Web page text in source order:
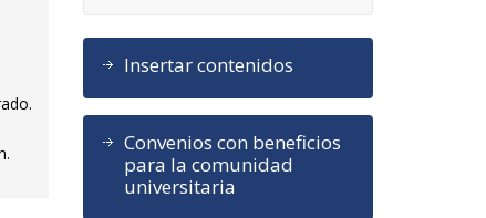
Insertar contenidos
Convenios con beneficios
para la comunidad
universitaria